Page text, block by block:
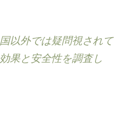
以外では疑問視されて
果と安全性を調査し